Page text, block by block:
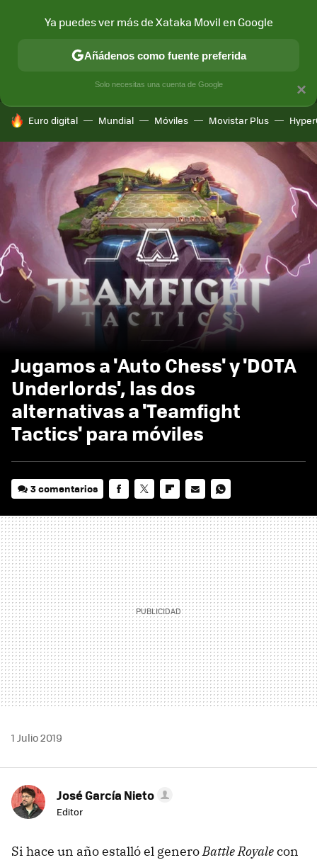
MÓVIL Y SOCIEDAD APLICACIONES
HOY SE HABLA DE
Euro digital Mundial Móviles Movistar Plus
Jugamos a 'Auto Chess' y 'DOTA
Underlords', las dos
alternativas a 'Teamfight
Tactics' para móviles
3 comentarios
MAIL
1 Julio 2019
José García Nieto
Editor
Si hace un año estalló el generoBattle Royalecon
×
Ya puedes ver más de Xataka Movil en Google
Añádenos como fuente preferida
Solo necesitas una cuenta de Google